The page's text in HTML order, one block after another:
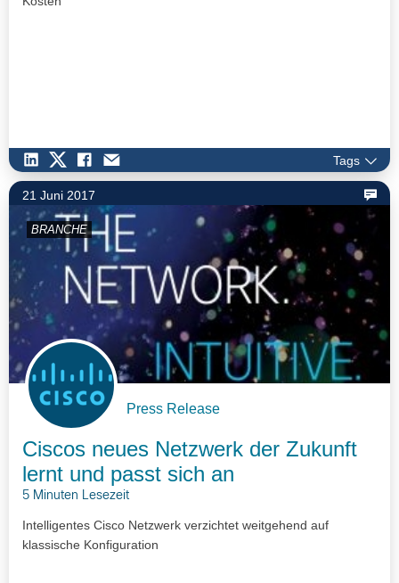
Tags
21 Juni 2017
BRANCHE
Press Release
Ciscos neues Netzwerk der Zukunft
lernt und passt sich an
5 Minuten Lesezeit
Intelligentes Cisco Netzwerk verzichtet weitgehend auf
klassische Konfiguration